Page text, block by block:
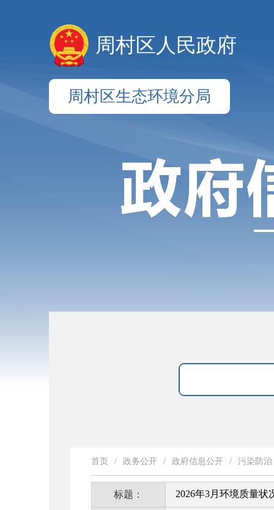
周村区人民政府
周村区生态环境分局
首页 / 政务公开 / 政府信息公开 / 污染防治
标题： 2026年3月环境质量状